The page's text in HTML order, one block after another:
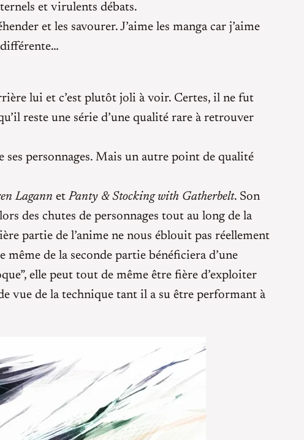
et virulents débats.
et les savourer. J’aime les manga car j’aime
différente…
lui et c’est plutôt joli à voir. Certes, il ne fut
reste une série d’une qualité rare à retrouver
ses personnages. Mais un autre point de qualité
Lagann etPanty & Stocking with Gatherbelt. Son
des chutes de personnages tout au long de la
partie de l’anime ne nous éblouit pas réellement
même de la seconde partie bénéficiera d’une
elle peut tout de même être fière d’exploiter
vue de la technique tant il a su être performant à